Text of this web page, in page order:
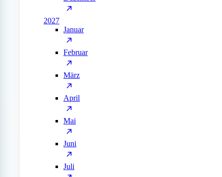
2027
Januar
Februar
März
April
Mai
Juni
Juli